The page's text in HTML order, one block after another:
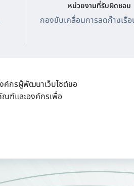
หน่วยงานที่รับผิดชอบ
กองขับเคลื่อนการลดก๊าซเรื
ค์กรผู้พัฒนาเว็บไซต์ขอ
ฑ์และองค์กรเพื่อ